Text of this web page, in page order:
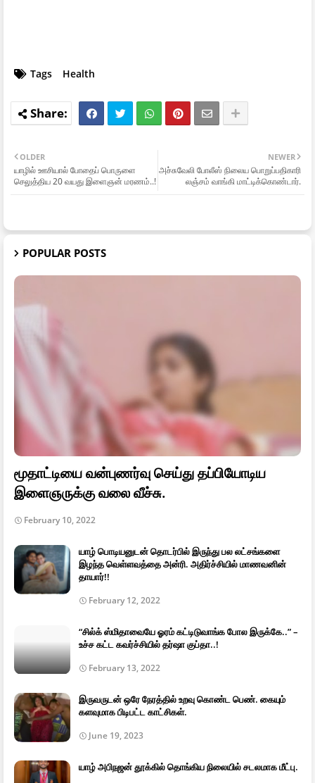
Tags Health
NEWER
அச்சுவேலி போலீஸ் நிலைய பொறுப்பதிகாரி
லஞ்சம் வாங்கி மாட்டிக்கொண்டார்.
OLDER
யாழில் ஊசியால் போதைப் பொருளை
செலுத்திய 20 வயது இளைஞன் மரணம்..!
POPULAR POSTS
மூதாட்டியை வன்புணர்வு செய்து தப்பியோடிய
இளைஞருக்கு வலை வீச்சு.
February 10, 2022
யாழ் பொடியனுடன் தொடர்பில் இருந்து பல லட்சங்களை
இழந்த வெள்ளவத்தை அன்ரி. அதிர்ச்சியில் மாணவனின்
தாயார்!!
February 12, 2022
“சில்க் ஸ்மிதாவையே ஓரம் கட்டிடுவாங்க போல இருக்கே..” –
உச்ச கட்ட கவர்ச்சியில் தர்ஷா குப்தா..!
February 13, 2022
இருவருடன் ஒரே நேரத்தில் உறவு கொண்ட பெண். கையும்
களவுமாக பிடிபட்ட காட்சிகள்.
June 19, 2023
யாழ் அபிநஜன் தூக்கில் தொங்கிய நிலையில் சடலமாக மீட்பு.